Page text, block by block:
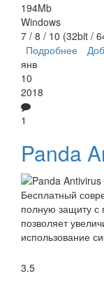
194Mb
Windows
7 / 8 / 10 (32bit /
Подробнее о
янв
10
2018
1
Panda
Бесплатный
полную защиту с
позволяет
использование
3.5